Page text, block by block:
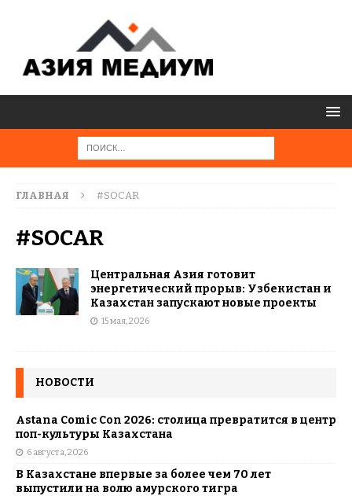
ГЛАВНАЯ #SOCAR
#SOCAR
Центральная Азия готовит
энергетический прорыв: Узбекистан и
Казахстан запускают новые проекты
15 мая, 2026
НОВОСТИ
Astana Comic Con 2026: столица превратится в центр
поп-культуры Казахстана
6 августа, 2026
В Казахстане впервые за более чем 70 лет
выпустили на волю амурского тигра